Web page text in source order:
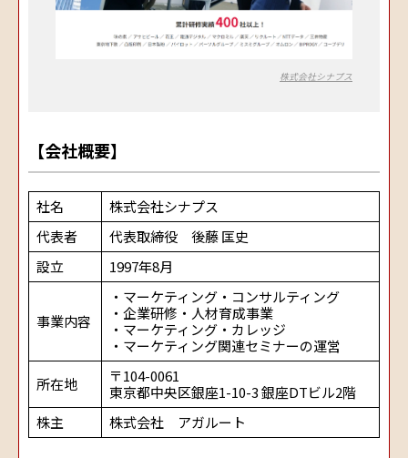
株式会社シナプス
【会社概要】
社名
株式会社シナプス
代表者
代表取締役 後藤 匡史
設立
1997年8月
事業内容
・マーケティング・コンサルティング
・企業研修・人材育成事業
・マーケティング・カレッジ
・マーケティング関連セミナーの運営
所在地
〒104-0061
東京都中央区銀座1-10-3 銀座DTビル2階
株主
株式会社 アガルート